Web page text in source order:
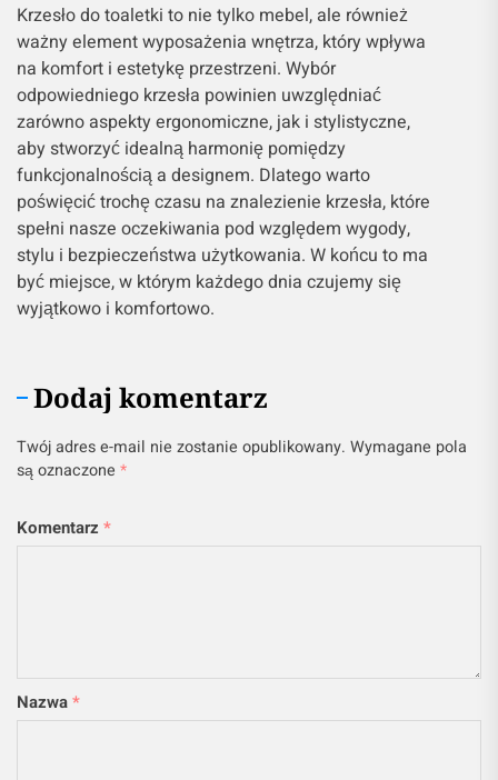
Krzesło do toaletki to nie tylko mebel, ale również
ważny element wyposażenia wnętrza, który wpływa
na komfort i estetykę przestrzeni. Wybór
odpowiedniego krzesła powinien uwzględniać
zarówno aspekty ergonomiczne, jak i stylistyczne,
aby stworzyć idealną harmonię pomiędzy
funkcjonalnością a designem. Dlatego warto
poświęcić trochę czasu na znalezienie krzesła, które
spełni nasze oczekiwania pod względem wygody,
stylu i bezpieczeństwa użytkowania. W końcu to ma
być miejsce, w którym każdego dnia czujemy się
wyjątkowo i komfortowo.
Dodaj komentarz
Twój adres e-mail nie zostanie opublikowany. Wymagane pola
są oznaczone *
Komentarz *
Nazwa*